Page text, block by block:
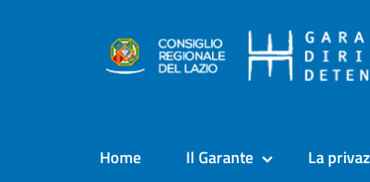
Home Il Garante La